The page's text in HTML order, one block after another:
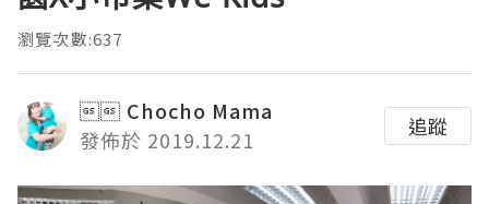
瀏覽次數:637
Chocho Mama
發佈於 2019.12.21
追蹤